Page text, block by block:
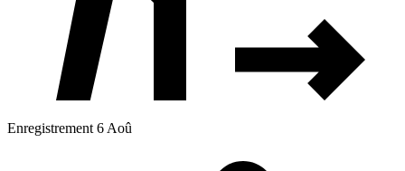
Enregistrement 6 Aoû